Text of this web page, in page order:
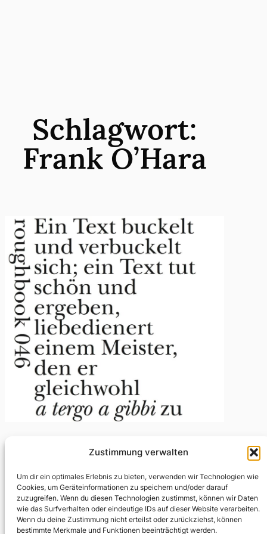
Zustimmung verwalten
Um dir ein optimales Erlebnis zu bieten, verwenden wir Technologien wie
Cookies, um Geräteinformationen zu speichern und/oder darauf
zuzugreifen. Wenn du diesen Technologien zustimmst, können wir Daten
wie das Surfverhalten oder eindeutige IDs auf dieser Website verarbeiten.
Wenn du deine Zustimmung nicht erteilst oder zurückziehst, können
bestimmte Merkmale und Funktionen beeinträchtigt werden.
Schlagwort:
Frank O’Hara
Januar 16, 2019
Dagmara Kraus hat Frank O’Haras „Lunch Poems“
umgeschrieben und entlockt den Texten überraschend